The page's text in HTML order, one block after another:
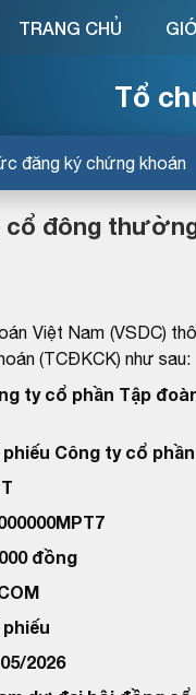
Tổ
đăng ký chứng khoán
TRANG CHỦ
đông
Việt Nam (VSDC)
(TCĐKCK) như sau:
ty cổ phần Tập
phiếu Công ty cổ
đồng
2026